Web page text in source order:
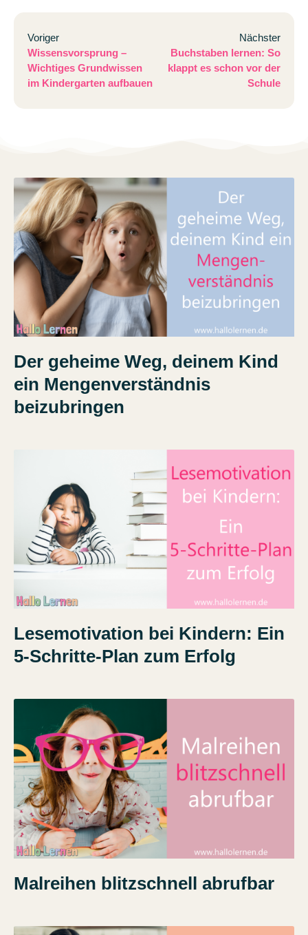
Voriger
Wissensvorsprung –
Wichtiges Grundwissen
im Kindergarten aufbauen
Nächster
Buchstaben lernen: So
klappt es schon vor der
Schule
Der geheime Weg, deinem Kind
ein Mengenverständnis
beizubringen
Lesemotivation bei Kindern: Ein
5-Schritte-Plan zum Erfolg
Malreihen blitzschnell abrufbar